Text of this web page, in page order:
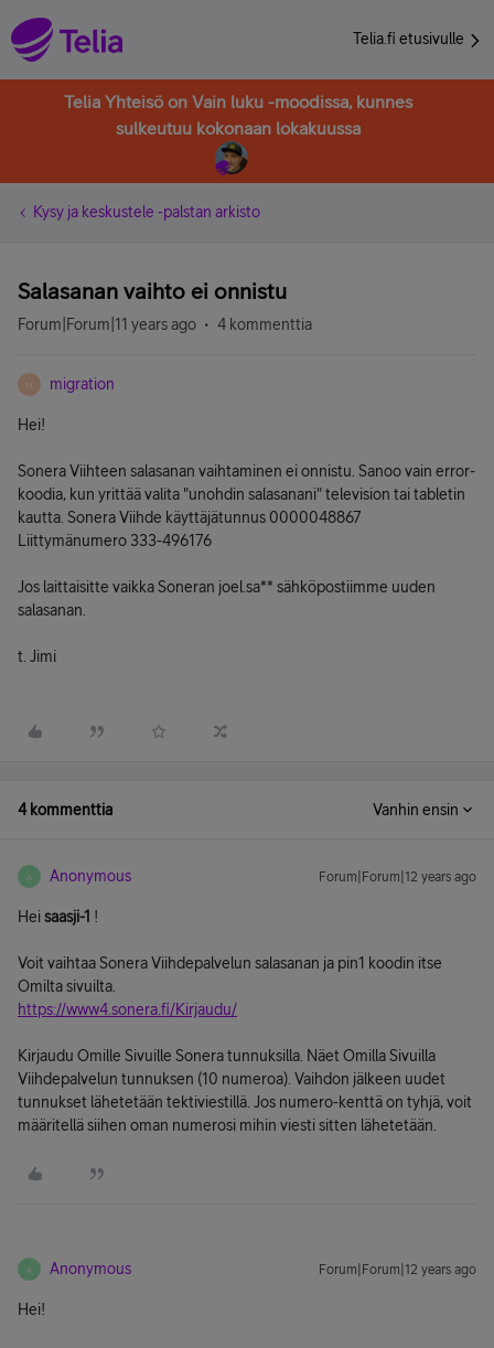
Telia.fi etusivulle
Telia Yhteisö on Vain luku -moodissa, kunnes
sulkeutuu kokonaan lokakuussa
Kysy ja keskustele -palstan arkisto
Salasanan vaihto ei onnistu
Forum|Forum|11 years ago 4 kommenttia
M migration
Hei!
Sonera Viihteen salasanan vaihtaminen ei onnistu. Sanoo vain error-
koodia, kun yrittää valita "unohdin salasanani" television tai tabletin
kautta. Sonera Viihde käyttäjätunnus 0000048867
Liittymänumero 333-496176
Jos laittaisitte vaikka Soneran joel.sa** sähköpostiimme uuden
salasanan.
t. Jimi
4 kommenttia Vanhin ensin
A Anonymous Forum|Forum|12 years ago
Heisaasji-1 !
Voit vaihtaa Sonera Viihdepalvelun salasanan ja pin1 koodin itse
Omilta sivuilta.
https://www4.sonera.fi/Kirjaudu/
Kirjaudu Omille Sivuille Sonera tunnuksilla. Näet Omilla Sivuilla
Viihdepalvelun tunnuksen (10 numeroa). Vaihdon jälkeen uudet
tunnukset lähetetään tektiviestillä. Jos numero-kenttä on tyhjä, voit
määritellä siihen oman numerosi mihin viesti sitten lähetetään.
A Anonymous Forum|Forum|12 years ago
Hei!